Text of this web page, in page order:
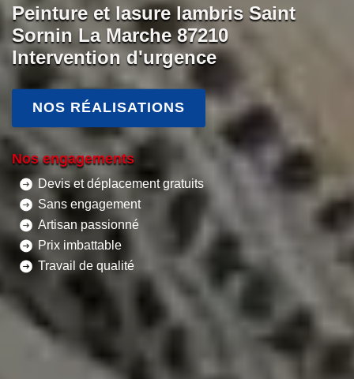
Peinture et lasure lambris Saint
Sornin La Marche 87210
Intervention d'urgence
NOS RÉALISATIONS
Nos engagements
Devis et déplacement gratuits
Sans engagement
Artisan passionné
Prix imbattable
Travail de qualité